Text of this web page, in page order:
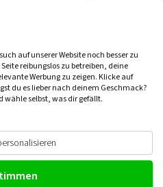
Produktgruppe hängt die
der Bauform ab, sondern auch
Die passenden
unten in dieser Kategorie.
Umlenkrolle für RUP-502
auf unserer Website noch besser zu
reibungslos zu betreiben, deine
Werbung zu zeigen. Klicke auf
du es lieber nach deinem Geschmack?
wähle selbst, was dir gefällt.